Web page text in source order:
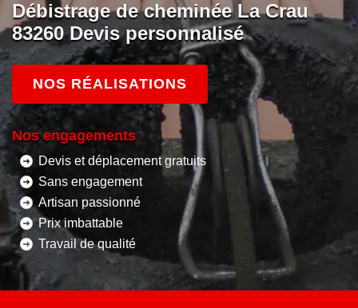
Débistrage de cheminée La Crau
83260 Devis personnalisé
NOS RÉALISATIONS
Nos engagements
Devis et déplacement gratuits
Sans engagement
Artisan passionné
Prix imbattable
Travail de qualité